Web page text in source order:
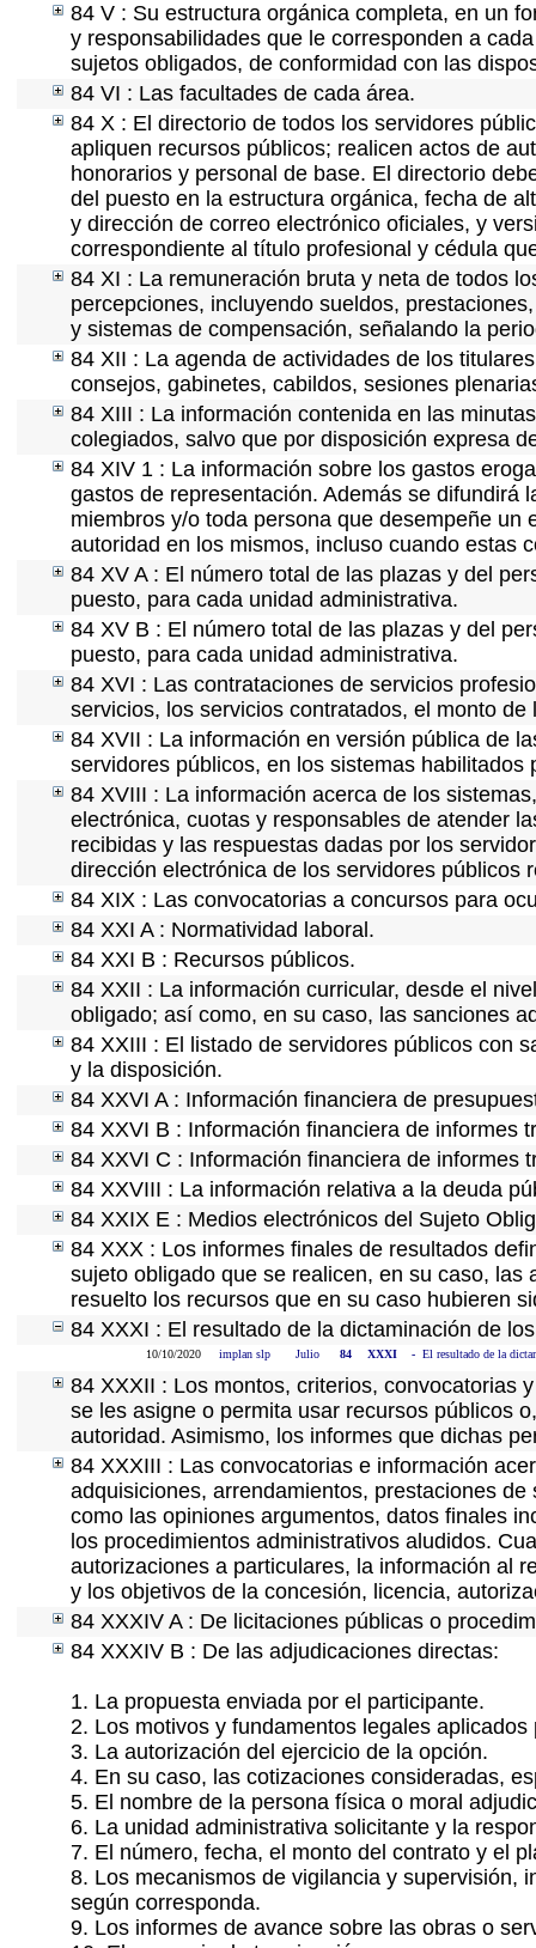
84 V : Su estructura orgánica completa, en un
y responsabilidades que le corresponden a
sujetos obligados, de conformidad con las
84 VI : Las facultades de cada área.
84 X : El directorio de todos los servidores
apliquen recursos públicos; realicen actos de
honorarios y personal de base. El directorio
del puesto en la estructura orgánica, fecha de
y dirección de correo electrónico oficiales, y
correspondiente al título profesional y cédula
84 XI : La remuneración bruta y neta de todos
percepciones, incluyendo sueldos,
y sistemas de compensación, señalando la
84 XII : La agenda de actividades de los
consejos, gabinetes, cabildos, sesiones
84 XIII : La información contenida en las
colegiados, salvo que por disposición expresa
84 XIV 1 : La información sobre los gastos
gastos de representación. Además se difundirá
miembros y/o toda persona que desempeñe
autoridad en los mismos, incluso cuando estas
84 XV A : El número total de las plazas y del
puesto, para cada unidad administrativa.
84 XV B : El número total de las plazas y del
puesto, para cada unidad administrativa.
84 XVI : Las contrataciones de servicios
servicios, los servicios contratados, el monto
84 XVII : La información en versión pública de
servidores públicos, en los sistemas
84 XVIII : La información acerca de los
electrónica, cuotas y responsables de atender
recibidas y las respuestas dadas por los
dirección electrónica de los servidores públicos
84 XIX : Las convocatorias a concursos para
84 XXI A : Normatividad laboral.
84 XXI B : Recursos públicos.
84 XXII : La información curricular, desde el
obligado; así como, en su caso, las sanciones
84 XXIII : El listado de servidores públicos con
y la disposición.
84 XXVI A : Información financiera de
84 XXVI B : Información financiera de informes
84 XXVI C : Información financiera de informes
84 XXVIII : La información relativa a la deuda
84 XXIX E : Medios electrónicos del Sujeto
84 XXX : Los informes finales de resultados
sujeto obligado que se realicen, en su caso,
resuelto los recursos que en su caso hubieren
84 XXXI : El resultado de la dictaminación de
10/10/2020 implan slp Julio 84 XXXI - El resultado de la
84 XXXII : Los montos, criterios, convocatorias
se les asigne o permita usar recursos públicos
autoridad. Asimismo, los informes que dichas
84 XXXIII : Las convocatorias e información
adquisiciones, arrendamientos, prestaciones
como las opiniones argumentos, datos finales
los procedimientos administrativos aludidos.
autorizaciones a particulares, la información al
y los objetivos de la concesión, licencia,
84 XXXIV A : De licitaciones públicas o
84 XXXIV B : De las adjudicaciones directas:
1. La propuesta enviada por el participante.
2. Los motivos y fundamentos legales
3. La autorización del ejercicio de la opción.
4. En su caso, las cotizaciones consideradas,
5. El nombre de la persona física o moral
6. La unidad administrativa solicitante y la
7. El número, fecha, el monto del contrato y el
8. Los mecanismos de vigilancia y supervisión,
según corresponda.
9. Los informes de avance sobre las obras o